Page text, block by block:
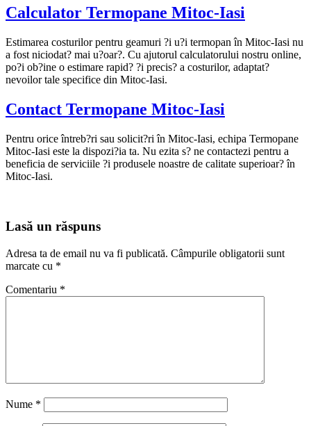
Calculator Termopane Mitoc-Iasi
Estimarea costurilor pentru geamuri ?i u?i termopan în Mitoc-Iasi nu
a fost niciodat? mai u?oar?. Cu ajutorul calculatorului nostru online,
po?i ob?ine o estimare rapid? ?i precis? a costurilor, adaptat?
nevoilor tale specifice din Mitoc-Iasi.
Contact Termopane Mitoc-Iasi
Pentru orice întreb?ri sau solicit?ri în Mitoc-Iasi, echipa Termopane
Mitoc-Iasi este la dispozi?ia ta. Nu ezita s? ne contactezi pentru a
beneficia de serviciile ?i produsele noastre de calitate superioar? în
Mitoc-Iasi.
Lasă un răspuns
Adresa ta de email nu va fi publicată. Câmpurile obligatorii sunt
marcate cu *
Comentariu *
Nume *